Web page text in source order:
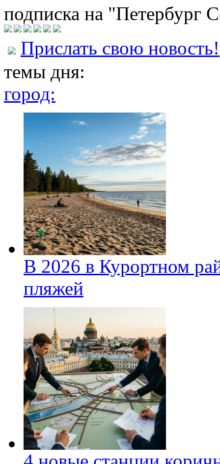
подписка на "Петербург
Прислать свою новость!
темы дня:
город:
В 2026 в Курортном
пляжей